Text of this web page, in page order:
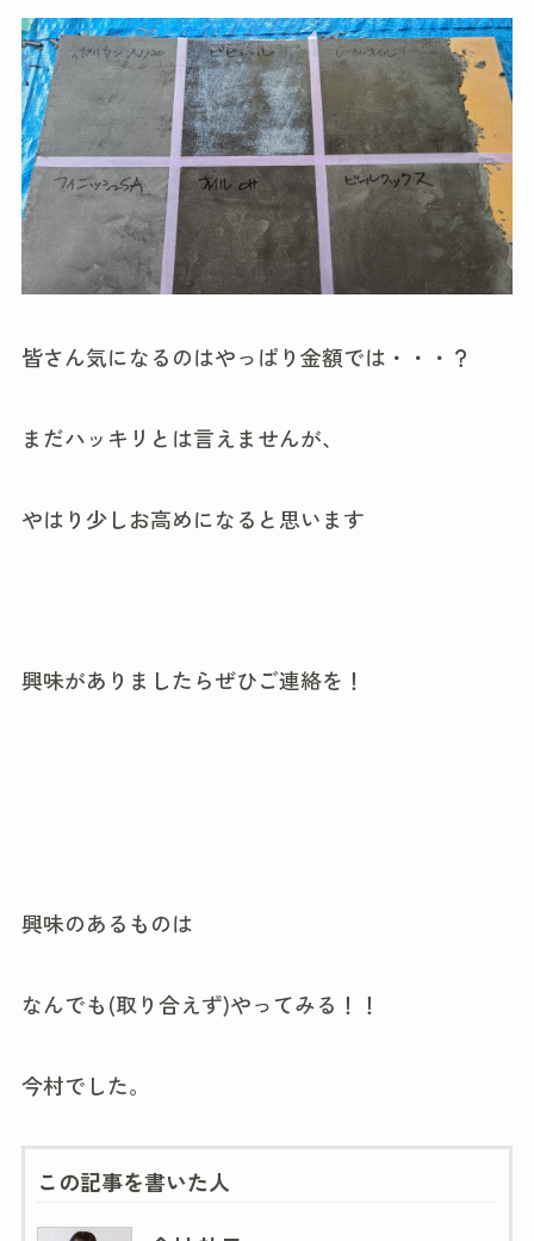
皆さん気になるのはやっぱり金額では・・・？
まだハッキリとは言えませんが、
やはり少しお高めになると思います
興味がありましたらぜひご連絡を！
興味のあるものは
なんでも(取り合えず)やってみる！！
今村でした。
この記事を書いた人